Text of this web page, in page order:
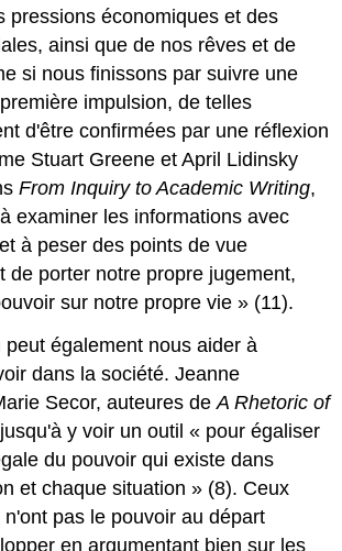
pressions économiques et des
ainsi que de nos rêves et de
si nous finissons par suivre une
impulsion, de telles
d'être confirmées par une réflexion
Stuart Greene et April Lidinsky
From Inquiry to Academic Writing,
examiner les informations avec
à peser des points de vue
de porter notre propre jugement,
sur notre propre vie » (11).
peut également nous aider à
dans la société. Jeanne
Secor, auteures deA Rhetoric of
y voir un outil « pour égaliser
du pouvoir qui existe dans
et chaque situation » (8). Ceux
pas le pouvoir au départ
en argumentant bien sur les